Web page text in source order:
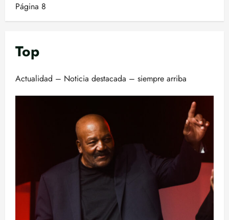
Página 8
Top
Actualidad – Noticia destacada – siempre arriba